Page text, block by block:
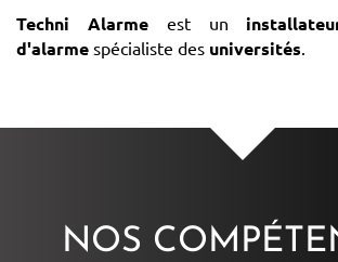
Techni Alarmeest un
d'alarme spécialiste des universités
NOS